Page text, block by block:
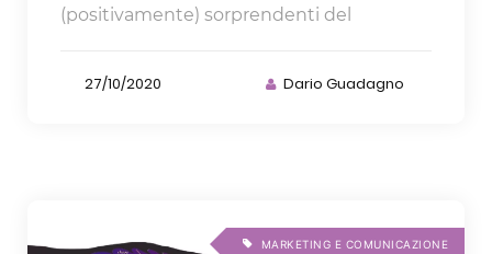
(positivamente) sorprendenti del
27/10/2020 Dario Guadagno
MARKETING E COMUNICAZIONE